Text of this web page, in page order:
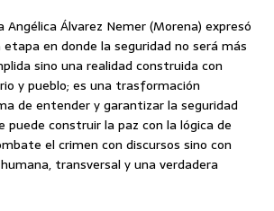
Álvarez Nemer (Morena) expresó
en donde la seguridad no será más
sino una realidad construida con
y pueblo; es una trasformación
de entender y garantizar la seguridad
puede construir la paz con la lógica de
el crimen con discursos sino con
transversal y una verdadera